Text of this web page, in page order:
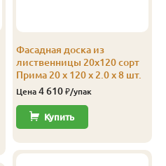
Фасадная доска из
лиственницы 20х120 сорт
Прима 20 x 120 x 2.0 x 8 шт.
Цена 4 610 ₽/упак
Купить